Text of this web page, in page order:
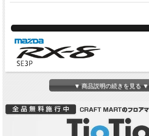
▼ 商品説明の続きを見る ▼